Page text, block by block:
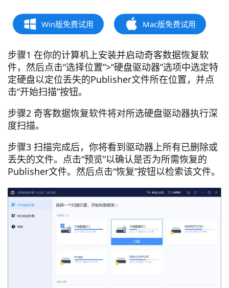
Win版免费试用 Mac版免费试用
步骤1 在你的计算机上安装并启动奇客数据恢复软
件，然后点击“选择位置”>“硬盘驱动器”选项中选定特
定硬盘以定位丢失的Publisher文件所在位置，并点
击“开始扫描”按钮。
步骤2 奇客数据恢复软件将对所选硬盘驱动器执行深
度扫描。
步骤3 扫描完成后，你将看到驱动器上所有已删除或
丢失的文件。点击“预览”以确认是否为所需恢复的
Publisher文件。然后点击“恢复”按钮以检索该文件。